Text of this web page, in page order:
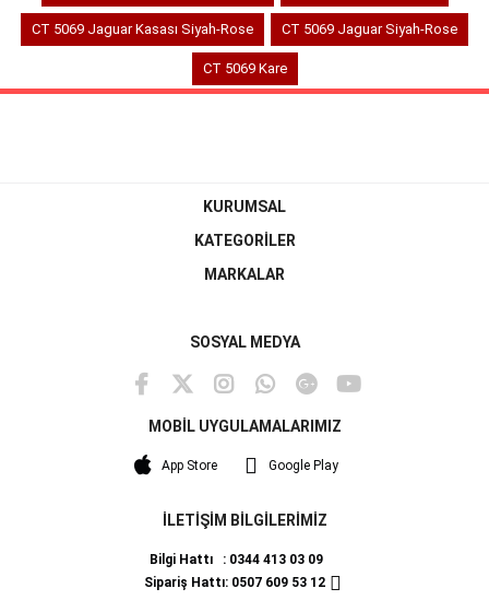
CT 5069 Jaguar Kasası Siyah-Rose CT 5069 Jaguar Siyah-Rose
CT 5069 Kare
KURUMSAL
KATEGORİLER
MARKALAR
SOSYAL MEDYA
MOBİL UYGULAMALARIMIZ
App Store Google Play
İLETİŞİM BİLGİLERİMİZ
Bilgi Hattı : 0344 413 03 09
Sipariş Hattı: 0507 609 53 12